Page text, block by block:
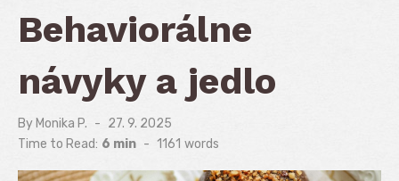
Behaviorálne
návyky a jedlo
By Monika P.
Posted
on
27. 9. 2025
Time to Read: 6 min - 1161 words